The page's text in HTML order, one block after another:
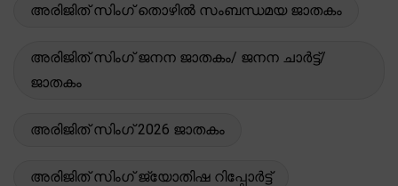
അരിജിത് സിംഗ് തൊഴിൽ സംബന്ധമയ ജാതകം
അരിജിത് സിംഗ് ജനന ജാതകം/ ജനന ചാർട്ട്/
ജാതകം
അരിജിത് സിംഗ് 2026 ജാതകം
അരിജിത് സിംഗ് ജ്യോതിഷ റിപ്പോർട്ട്